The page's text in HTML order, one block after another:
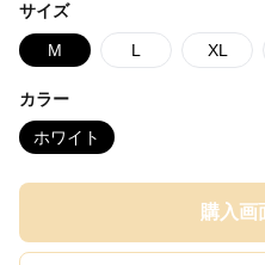
サイズ
M L XL
カラー
ホワイト
購入画